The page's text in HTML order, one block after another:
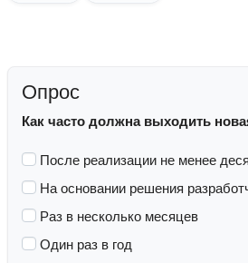
Опрос
Как часто должна выходить
После реализации не менее
На основании решения
Раз в несколько месяцев
Один раз в год